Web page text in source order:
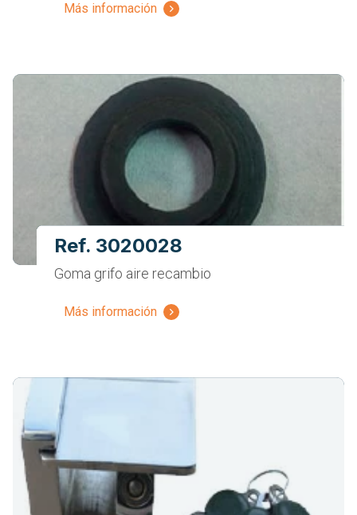
Más información
Ref. 3020028
Goma grifo aire recambio
Más información